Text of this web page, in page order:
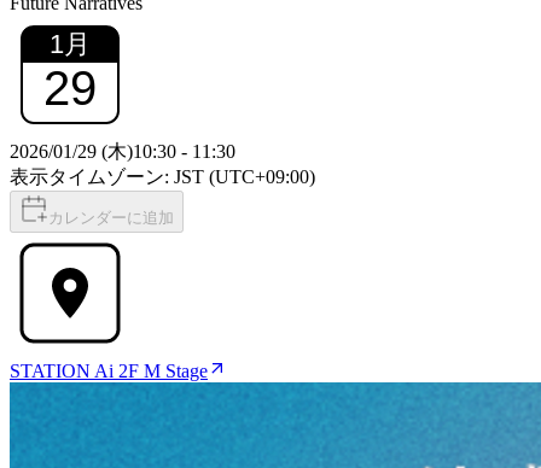
1月
29
2026/01/29 (木)10:30 - 11:30
表示タイムゾーン: JST (UTC+09:00)
カレンダーに追加
STATION Ai 2F M Stage